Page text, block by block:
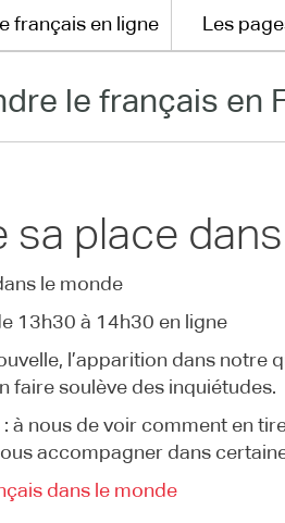
français en ligne Les
le français en
sa place
le monde
13h30 à 14h30 en ligne
l’apparition dans
faire soulève des inquiétudes.
: à nous de voir comment en
accompagner dans
dans le monde